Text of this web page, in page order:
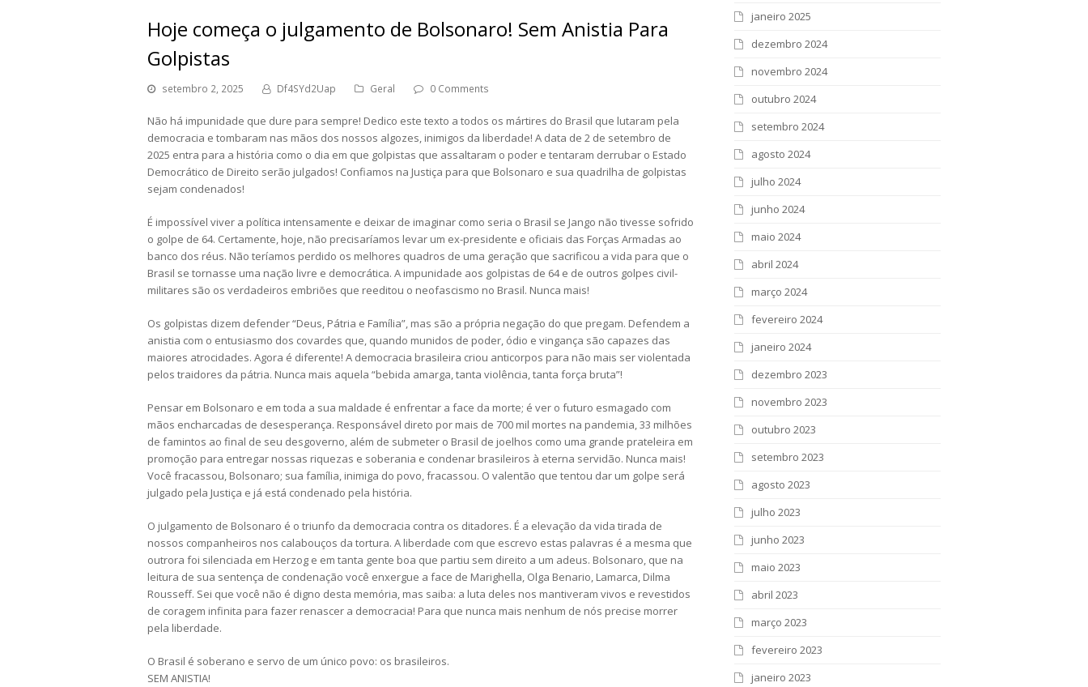
Hoje começa o julgamento de Bolsonaro! Sem Anistia Para
Golpistas
setembro 2, 2025 Df4SYd2Uap Geral 0 Comments
Não há impunidade que dure para sempre! Dedico este texto a todos os mártires do Brasil que lutaram pela
democracia e tombaram nas mãos dos nossos algozes, inimigos da liberdade! A data de 2 de setembro de
2025 entra para a história como o dia em que golpistas que assaltaram o poder e tentaram derrubar o Estado
Democrático de Direito serão julgados! Confiamos na Justiça para que Bolsonaro e sua quadrilha de golpistas
sejam condenados!
É impossível viver a política intensamente e deixar de imaginar como seria o Brasil se Jango não tivesse sofrido
o golpe de 64. Certamente, hoje, não precisaríamos levar um ex-presidente e oficiais das Forças Armadas ao
banco dos réus. Não teríamos perdido os melhores quadros de uma geração que sacrificou a vida para que o
Brasil se tornasse uma nação livre e democrática. A impunidade aos golpistas de 64 e de outros golpes civil-
militares são os verdadeiros embriões que reeditou o neofascismo no Brasil. Nunca mais!
Os golpistas dizem defender “Deus, Pátria e Família”, mas são a própria negação do que pregam. Defendem a
anistia com o entusiasmo dos covardes que, quando munidos de poder, ódio e vingança são capazes das
maiores atrocidades. Agora é diferente! A democracia brasileira criou anticorpos para não mais ser violentada
pelos traidores da pátria. Nunca mais aquela “bebida amarga, tanta violência, tanta força bruta”!
Pensar em Bolsonaro e em toda a sua maldade é enfrentar a face da morte; é ver o futuro esmagado com
mãos encharcadas de desesperança. Responsável direto por mais de 700 mil mortes na pandemia, 33 milhões
de famintos ao final de seu desgoverno, além de submeter o Brasil de joelhos como uma grande prateleira em
promoção para entregar nossas riquezas e soberania e condenar brasileiros à eterna servidão. Nunca mais!
Você fracassou, Bolsonaro; sua família, inimiga do povo, fracassou. O valentão que tentou dar um golpe será
julgado pela Justiça e já está condenado pela história.
O julgamento de Bolsonaro é o triunfo da democracia contra os ditadores. É a elevação da vida tirada de
nossos companheiros nos calabouços da tortura. A liberdade com que escrevo estas palavras é a mesma que
outrora foi silenciada em Herzog e em tanta gente boa que partiu sem direito a um adeus. Bolsonaro, que na
leitura de sua sentença de condenação você enxergue a face de Marighella, Olga Benario, Lamarca, Dilma
Rousseff. Sei que você não é digno desta memória, mas saiba: a luta deles nos mantiveram vivos e revestidos
de coragem infinita para fazer renascer a democracia! Para que nunca mais nenhum de nós precise morrer
pela liberdade.
O Brasil é soberano e servo de um único povo: os brasileiros.
SEM ANISTIA!
janeiro 2025
dezembro 2024
novembro 2024
outubro 2024
setembro 2024
agosto 2024
julho 2024
junho 2024
maio 2024
abril 2024
março 2024
fevereiro 2024
janeiro 2024
dezembro 2023
novembro 2023
outubro 2023
setembro 2023
agosto 2023
julho 2023
junho 2023
maio 2023
abril 2023
março 2023
fevereiro 2023
janeiro 2023